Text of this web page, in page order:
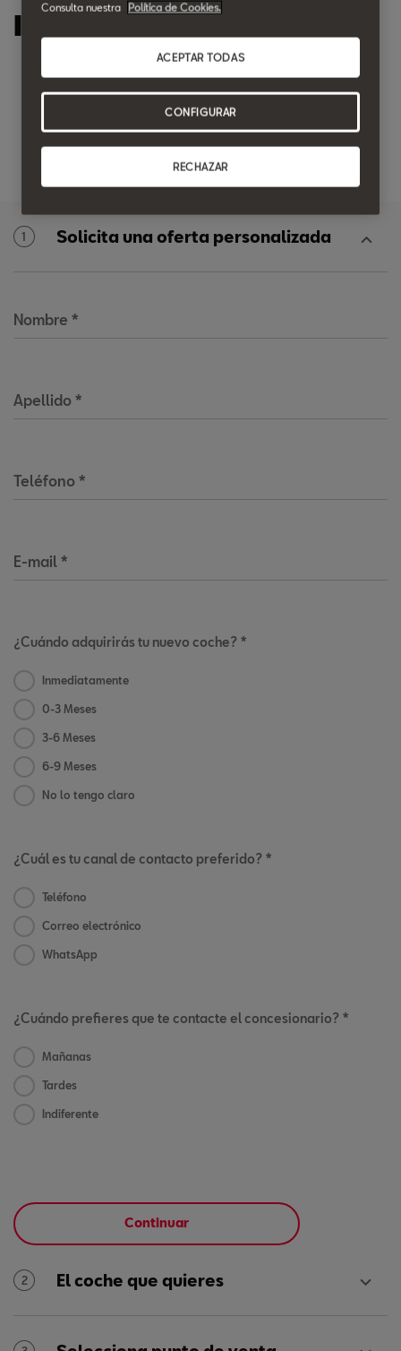
Incluye:
1 Solicita una oferta personalizada
Nombre *
Apellido *
Teléfono *
E-mail *
¿Cuándo adquirirás tu nuevo coche? *
Inmediatamente
0-3 Meses
3-6 Meses
6-9 Meses
No lo tengo claro
¿Cuál es tu canal de contacto preferido? *
Teléfono
Correo electrónico
WhatsApp
¿Cuándo prefieres que te contacte el concesionario? *
Mañanas
Tardes
Indiferente
Continuar
2 El coche que quieres
Consulta nuestra
Política de Cookies.
RECHAZAR
ACEPTAR TODAS
CONFIGURAR